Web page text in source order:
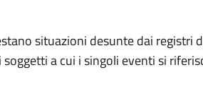
situazioni desunte dai registri
a cui i singoli eventi si